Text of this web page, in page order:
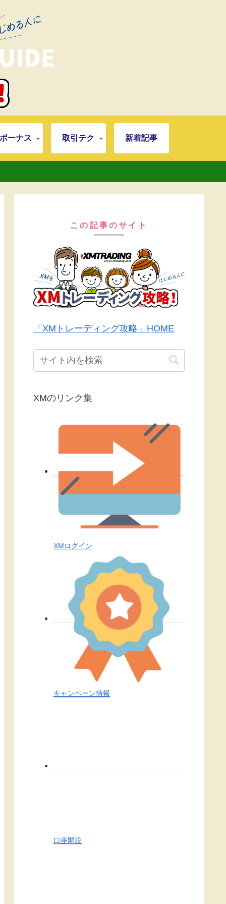
ーナス 取引テク 新着記事
この記事のサイト
「XMトレーディング攻略」HOME
XMのリンク集
XMログイン
キャンペーン情報
口座開設